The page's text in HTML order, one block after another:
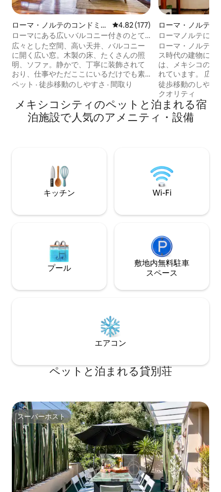
ローマ・ノルテのコンドミニ
アム
レビュー177件、5つ星中4.82つ
4.82 (177)
ローマにある広いバルコニー付きのとて
もきれいなアパート
広々とした空間、高い天井、バルコニー
に開く広い窓。木製の床、たくさんの照
明、ソファ。静かで、丁寧に装飾されて
おり、仕事やただここにいるだけでも素
敵です。そして外は、ローマノルテ地区
す。美しい通りと建物、とても活気があ
ります。キングサイズとクイーンサイズ
のベッド。 また、こちらの新しいものも
ペット · 徒歩移動のしやすさ · 間取り
ローマ・ノルテの
アム
ローマノルテにあ
ームのコンドミ
ローマ・ノルテ
ス時代の建物にあ
は、メキシコの伝
れています。 広々とした設備の整ったバ
スルーム、戦略的
グリル、電子レン
ッチン、4人用の
ダイニングルーム
たリビングルー
す。
徒歩移動のしやす
クオリティ
メキシコシティのペットと泊まれる宿
泊施設で人気のアメニティ・設備
キッチン Wi-Fi
プール
敷地内無料駐⁠車
ス⁠ペ⁠ー⁠ス
エアコン
ペットと泊まれる貸別荘
スーパーホスト
スーパーホスト